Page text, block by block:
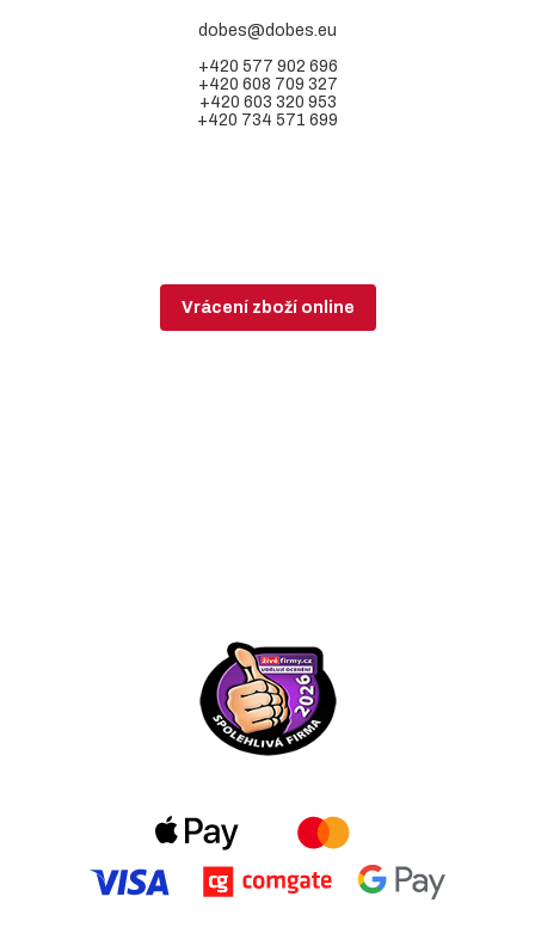
dobes@dobes.eu
+420 577 902 696
+420 608 709 327
+420 603 320 953
+420 734 571 699
Vrácení zboží online